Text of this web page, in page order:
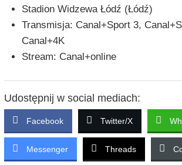
Stadion Widzewa Łódź (Łódź)
Transmisja: Canal+Sport 3,
Canal+4K
Stream: Canal+online
Udostępnij w social mediach:
Facebook Twitter/X
Messenger Threads